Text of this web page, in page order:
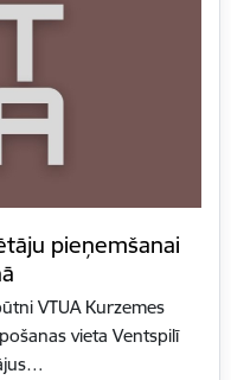
pieņemšanai
VTUA Kurzemes
vieta Ventspilī